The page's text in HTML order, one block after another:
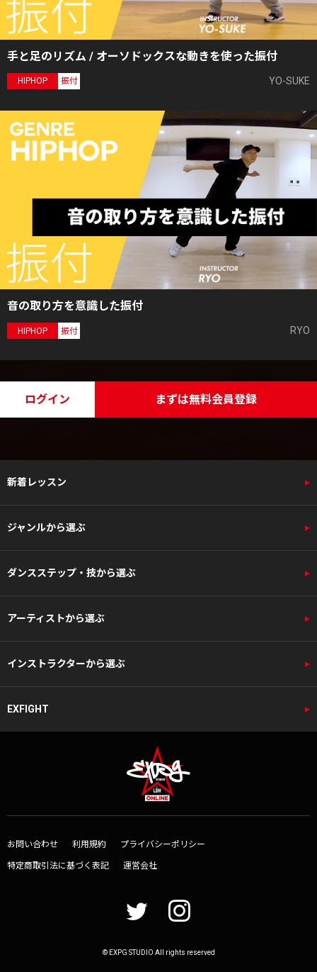
手と足のリズム / オーソドックスな動きを使った振付
HIPHOP 振付 YO-SUKE
音の取り方を意識した振付
HIPHOP 振付 RYO
ログイン まずは無料会員登録
新着レッスン
ジャンルから選ぶ
ダンスステップ・技から選ぶ
アーティストから選ぶ
インストラクターから選ぶ
EXFIGHT
お問い合わせ 利用規約 プライバシーポリシー
特定商取引法に基づく表記 運営会社
© EXPG STUDIO All rights reserved